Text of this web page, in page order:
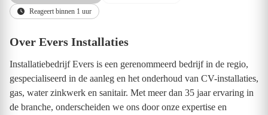
Reageert binnen 1 uur
Over Evers Installaties
Installatiebedrijf Evers is een gerenommeerd bedrijf in de regio,
gespecialiseerd in de aanleg en het onderhoud van CV-installaties,
gas, water zinkwerk en sanitair. Met meer dan 35 jaar ervaring in
de branche, onderscheiden we ons door onze expertise en